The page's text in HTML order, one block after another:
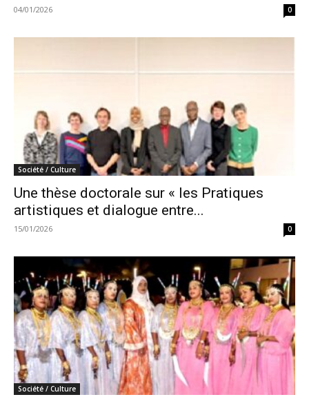
04/01/2026 0
Société / Culture
Une thèse doctorale sur « les Pratiques
artistiques et dialogue entre...
15/01/2026 0
Société / Culture